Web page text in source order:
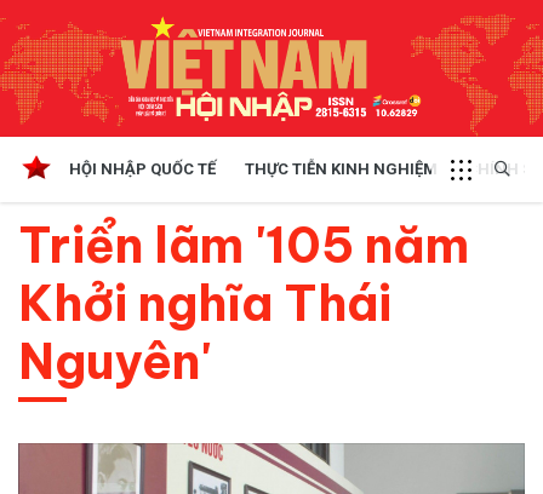
HỘI NHẬP QUỐC TẾ THỰC TIỄN KINH NGHIỆM CHÍNH
Triển lãm '105 năm
Khởi nghĩa Thái
Nguyên'